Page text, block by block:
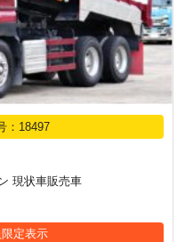
：18497
現状車販売車
定表示